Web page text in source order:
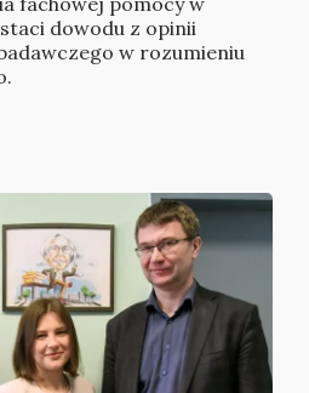
dowodu z opinii
w rozumieniu